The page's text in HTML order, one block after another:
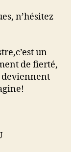
n’hésitez
un
de fierté,
deviennent